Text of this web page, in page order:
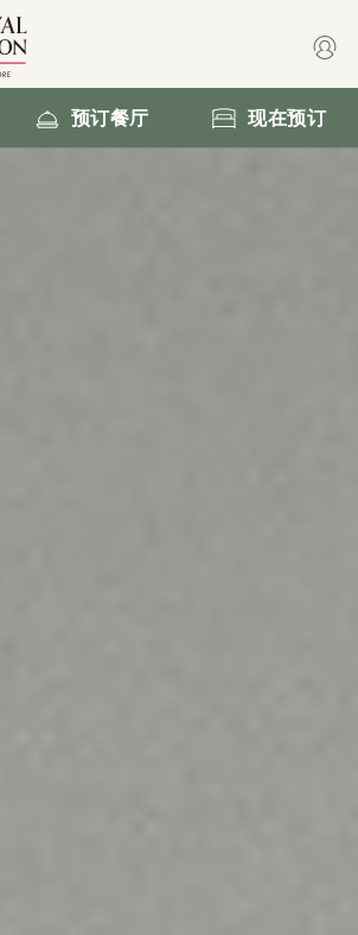
预订餐厅 现在预订